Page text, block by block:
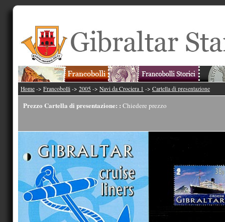
Home -> Francobolli -> 2005 -> Navi da Crociera 1 -> Cartella di presentazione
Prezzo Cartella di presentazione: : Chiedere prezzo